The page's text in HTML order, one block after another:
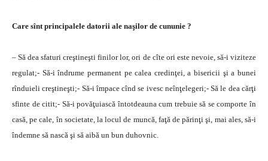
Care sînt principalele datorii ale naşilor de cununie ?
– Să dea sfaturi creştineşti finilor lor, ori de cîte ori este nevoie, să-i viziteze
regulat;- Să-i îndrume permanent pe calea credinţei, a bisericii şi a bunei
rînduieli creştineşti;- Să-i împace cînd se ivesc neînţelegeri;- Să le dea cărţi
sfinte de citit;- Să-i povăţuiască întotdeauna cum trebuie să se comporte în
casă, pe cale, în societate, la locul de muncă, faţă de părinţi şi, mai ales, să-i
îndemne să nască şi să aibă un bun duhovnic.